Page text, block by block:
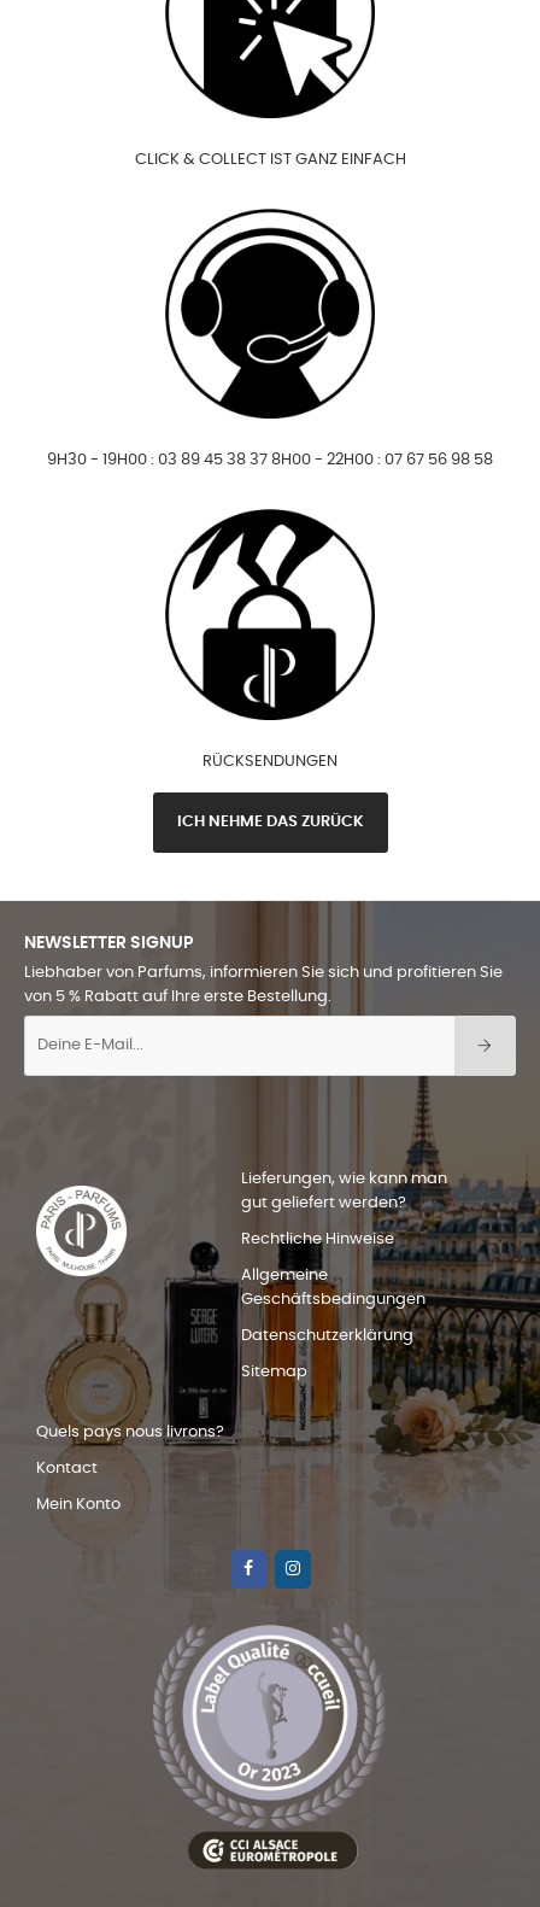
CLICK & COLLECT IST GANZ EINFACH
9H30 - 19H00 : 03 89 45 38 37 8H00 - 22H00 : 07 67 56 98 58
RÜCKSENDUNGEN
ICH NEHME DAS ZURÜCK
NEWSLETTER SIGNUP
Liebhaber von Parfums, informieren Sie sich und profitieren Sie
von 5 % Rabatt auf Ihre erste Bestellung.
Lieferungen, wie kann man
gut geliefert werden?
Rechtliche Hinweise
Allgemeine
Geschäftsbedingungen
Datenschutzerklärung
Sitemap
Quels pays nous livrons?
Kontact
Mein Konto